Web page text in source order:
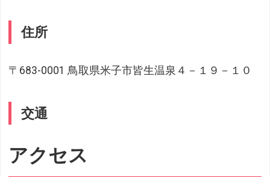
住所
〒683-0001 鳥取県米子市皆生温泉４－１９－１０
交通
アクセス